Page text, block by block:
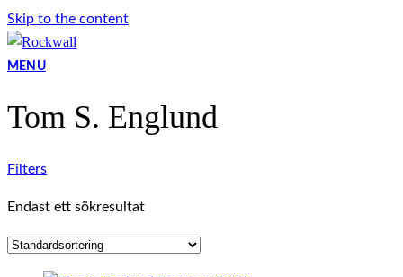
Skip to the content
MENU
Tom S. Englund
Filters
Endast ett sökresultat